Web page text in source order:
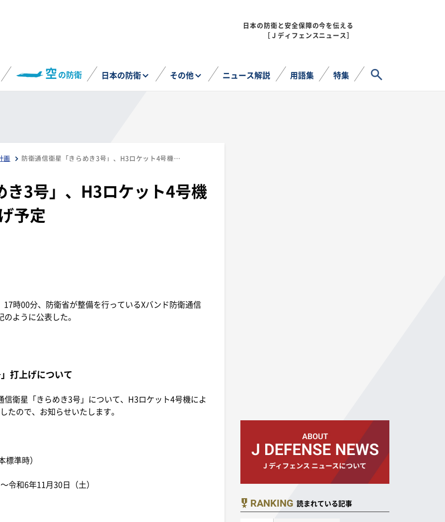
日本の防衛と安全保障の今を伝える
［Ｊディフェンスニュース］
空の防衛 日本の防衛 その他 ニュース解説 用語集 特集
画 防衛通信衛星「きらめき3号」、H3ロケット4号機で10月20日に打ち上げ予定
き3号」、H3ロケット4号機
予定
時00分、防衛省が整備を行っているXバンド防衛通信
ように公表した。
打上げについて
衛星「きらめき3号」について、H3ロケット4号機によ
たので、お知らせいたします。
準時）
令和6年11月30日（土）
RANKING 読まれている記事